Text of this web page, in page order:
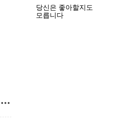
당신은 좋아할지도
모릅니다